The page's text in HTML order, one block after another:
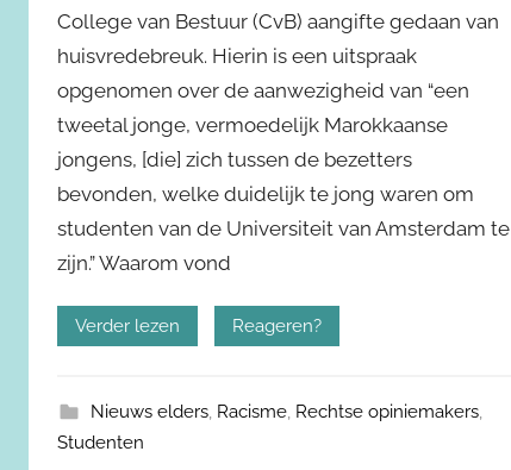
College van Bestuur (CvB) aangifte gedaan van
huisvredebreuk. Hierin is een uitspraak
opgenomen over de aanwezigheid van “een
tweetal jonge, vermoedelijk Marokkaanse
jongens, [die] zich tussen de bezetters
bevonden, welke duidelijk te jong waren om
studenten van de Universiteit van Amsterdam te
zijn.” Waarom vond
Verder lezen Reageren?
Nieuws elders, Racisme, Rechtse opiniemakers,
Studenten